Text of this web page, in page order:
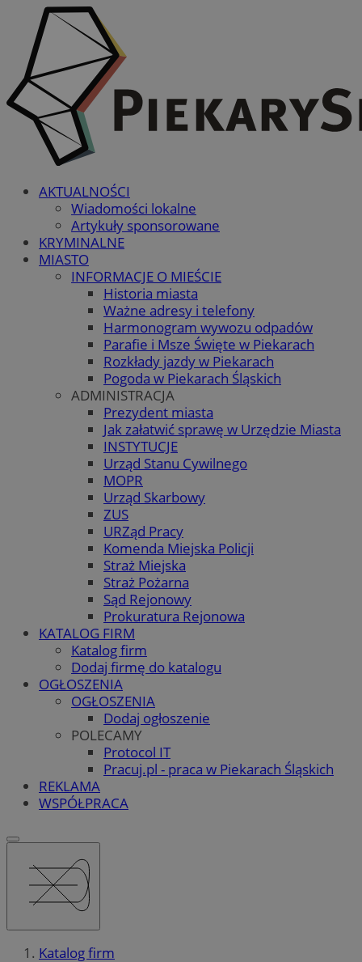
AKTUALNOŚCI
Wiadomości lokalne
Artykuły sponsorowane
KRYMINALNE
MIASTO
INFORMACJE O MIEŚCIE
Historia miasta
Ważne adresy i telefony
Harmonogram wywozu odpadów
Parafie i Msze Święte w Piekarach
Rozkłady jazdy w Piekarach
Pogoda w Piekarach Śląskich
ADMINISTRACJA
Prezydent miasta
Jak załatwić sprawę w Urzędzie Miasta
INSTYTUCJE
Urząd Stanu Cywilnego
MOPR
Urząd Skarbowy
ZUS
URZąd Pracy
Komenda Miejska Policji
Straż Miejska
Straż Pożarna
Sąd Rejonowy
Prokuratura Rejonowa
KATALOG FIRM
Katalog firm
Dodaj firmę do katalogu
OGŁOSZENIA
OGŁOSZENIA
Dodaj ogłoszenie
POLECAMY
Protocol IT
Pracuj.pl - praca w Piekarach Śląskich
REKLAMA
WSPÓŁPRACA
Katalog firm